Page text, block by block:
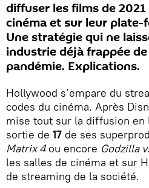
diffuser les films de
cinéma et sur leur
Une stratégie qui ne
industrie déjà frappée
pandémie. Explications.
Hollywood s’empare du
codes du cinéma. Après
mise tout sur la diffusion en
sortie de 17 de ses
Matrix 4ou encore Godzilla
les salles de cinéma et sur
de streaming de la société.